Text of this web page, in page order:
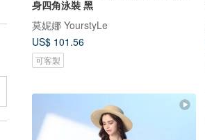
身四角泳裝 黑
莫妮娜 YourstyLe
US$ 101.56
可客製